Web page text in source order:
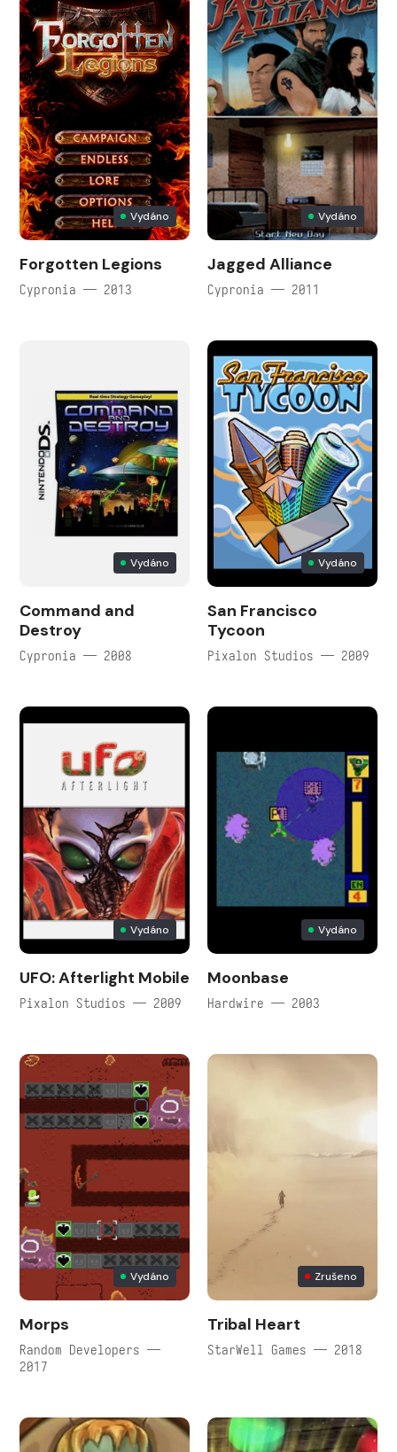
Vydáno
Forgotten Legions
Cypronia — 2013
Vydáno
Jagged Alliance
Cypronia — 2011
Vydáno
Command and
Destroy
Cypronia — 2008
Vydáno
San Francisco
Tycoon
Pixalon Studios — 2009
Vydáno
UFO: Afterlight Mobile
Pixalon Studios — 2009
Vydáno
Moonbase
Hardwire — 2003
Vydáno
Morps
Random Developers —
2017
Zrušeno
Tribal Heart
StarWell Games — 2018